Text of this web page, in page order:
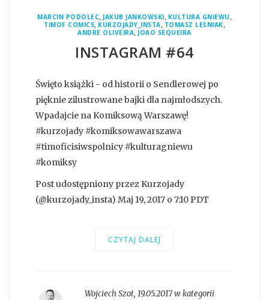
MARCIN PODOLEC,JAKUB JANKOWSKI, KULTURA GNIEWU,
TIMOF COMICS, KURZOJADY_INSTA, TOMASZ LEŚNIAK,
ANDRE OLIVEIRA,JOAO SEQUEIRA
INSTAGRAM #64
Święto książki - od historii o Sendlerowej po
pięknie zilustrowane bajki dla najmłodszych.
Wpadajcie na Komiksową Warszawę!
#kurzojady #komiksowawarszawa
#timoficisiwspolnicy #kulturagniewu
#komiksy
Post udostępniony przez Kurzojady
(@kurzojady_insta) Maj 19, 2017 o 7:10 PDT
CZYTAJ DALEJ
Wojciech Szot,19.05.2017 w kategorii